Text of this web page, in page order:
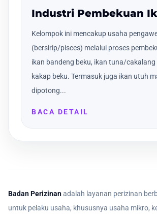
Industri Pembekuan
Kelompok ini mencakup usaha
(bersirip/pisces) melalui proses
ikan bandeng beku, ikan tuna/cakalang
kakap beku. Termasuk juga ikan utuh
dipotong...
BACA DETAIL
Badan Perizinanadalah layanan perizinan
untuk pelaku usaha, khususnya usaha mikro,